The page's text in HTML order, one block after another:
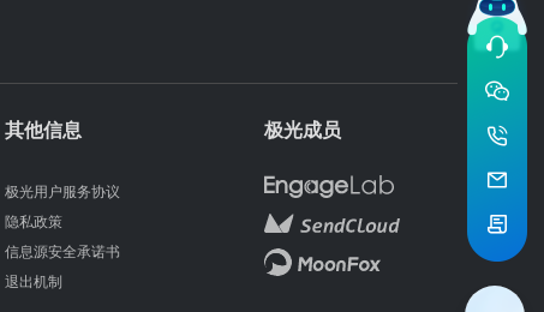
其他信息
极光用户服务协议
隐私政策
信息源安全承诺书
退出机制
极光成员